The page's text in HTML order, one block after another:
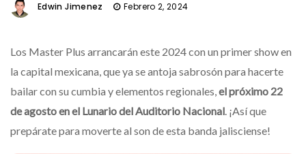
Edwin Jimenez Febrero 2, 2024
Los Master Plus arrancarán este 2024 con un primer show en
la capital mexicana, que ya se antoja sabrosón para hacerte
bailar con su cumbia y elementos regionales, el próximo 22
de agosto en el Lunario del Auditorio Nacional ¡Así que
prepárate para moverte al son de esta banda jalisciense!